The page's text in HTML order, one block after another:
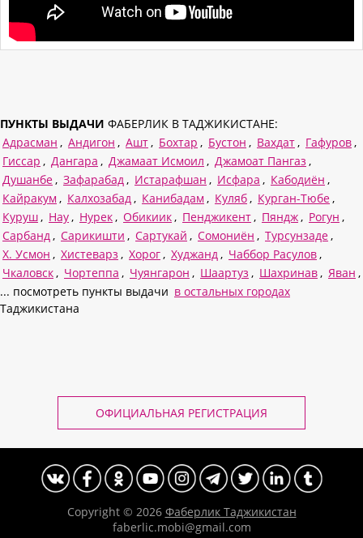
ПУНКТЫ ВЫДАЧИ ФАБЕРЛИК В ТАДЖИКИСТАНЕ:
Адрасман , Андигон , Ашт , Бохтар , Бустон , Вахдат , Гафуров ,
Гиссар , Дангара , Джамаат Исмоил , Джамоат Пангаз ,
Душанбе , Зафарабад , Истарафшан , Исфара , Кабодиён ,
Кайракум , Калхозабад , Канибадам , Куляб , Курган-Тюбе ,
Куруш , Нау , Нурек , Обикиик , Пенджикент , Пяндж , Рогун ,
Сарбанд , Сарикишти , Сартукай , Сомониён , Турсунзаде ,
Х. Усмон , Хистеварз , Хорог , Худжанд , Чаббор Расулов ,
Чкаловск , Чортеппа , Чуянгарон , Шаартуз , Шахринав , Яван ,
... посмотреть пункты выдачи в остальных городах
Таджикистана
ОФИЦИАЛЬНАЯ РЕГИСТРАЦИЯ
Copyright © 2026 Фаберлик Таджикистан
faberlic.mobi@gmail.com